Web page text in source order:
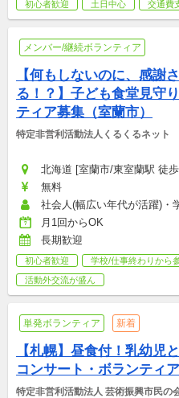
初心者歓迎 土日中心 交通費
メンバー/継続ボランティア
【何もしないのに、感謝
る！？】子ども食堂見守
ティア募集（室蘭市）
特定非営利活動法人くるくるネット
北海道 [室蘭市/東室蘭駅 徒
無料
社会人(幅広い年代が活躍)・
月1回からOK
長期歓迎
初心者歓迎 学校/仕事終わりから
活動外交流が盛ん
単発ボランティア 新着
【札幌】昼食付！乳幼児
コンサート・ボランティ
特定非営利活動法人 芸術振興市民の